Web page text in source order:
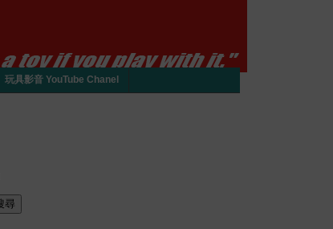
玩具影音 YouTube Chanel